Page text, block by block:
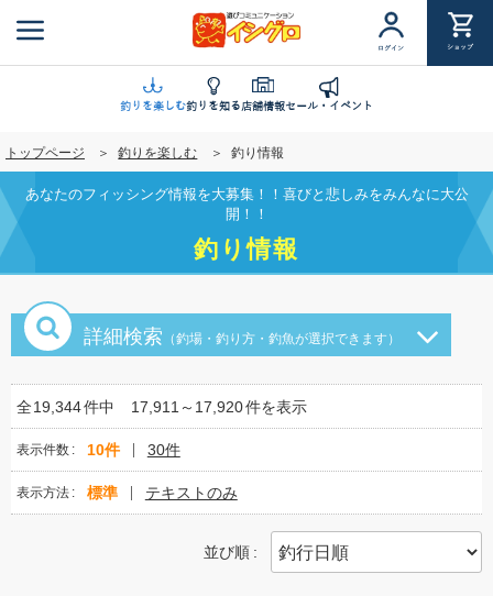
ン
に
移
動
ログイン ショップ
釣りを楽しむ釣りを知る店舗情報セール・イベント
トップページ 釣りを楽しむ 釣り情報
あなたのフィッシング情報を大募集！！喜びと悲しみをみんなに大公
開！！
釣り情報
詳細検索 （釣場・釣り方・釣魚が選択できます）
全19,344件中 17,911～17,920件を表示
表示件数 10件 30件
表示方法 標準 テキストのみ
並び順